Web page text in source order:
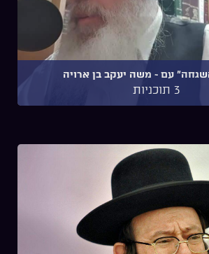
עם ~ משה יעקב בן ארויה
3 תוכניות